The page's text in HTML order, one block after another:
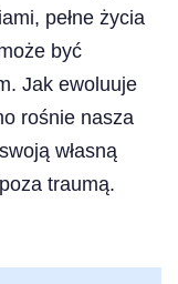
pełne życia
być
Jak ewoluuje
rośnie nasza
własną
traumą.